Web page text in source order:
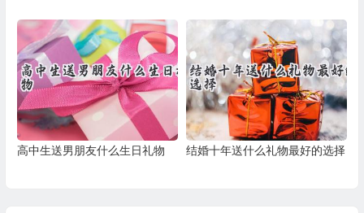
高中生送男朋友什么生日礼物 结婚十年送什么礼物最好的选择